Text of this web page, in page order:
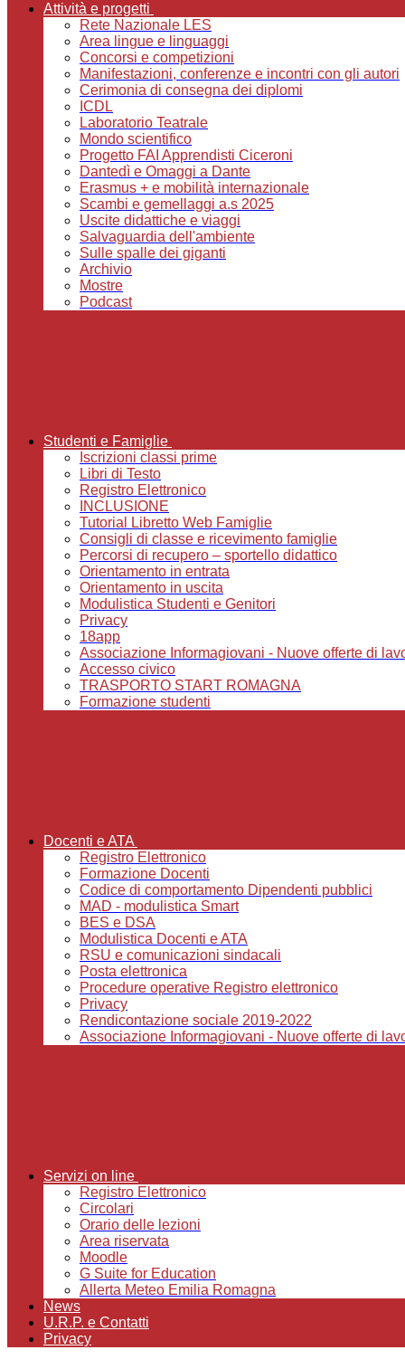
Attività e progetti
Rete Nazionale LES
Area lingue e linguaggi
Concorsi e competizioni
Manifestazioni, conferenze e incontri con gli autori
Cerimonia di consegna dei diplomi
ICDL
Laboratorio Teatrale
Mondo scientifico
Progetto FAI Apprendisti Ciceroni
Dantedì e Omaggi a Dante
Erasmus + e mobilità internazionale
Scambi e gemellaggi a.s 2025
Uscite didattiche e viaggi
Salvaguardia dell'ambiente
Sulle spalle dei giganti
Archivio
Mostre
Podcast
Studenti e Famiglie
Iscrizioni classi prime
Libri di Testo
Registro Elettronico
INCLUSIONE
Tutorial Libretto Web Famiglie
Consigli di classe e ricevimento famiglie
Percorsi di recupero – sportello didattico
Orientamento in entrata
Orientamento in uscita
Modulistica Studenti e Genitori
Privacy
18app
Associazione Informagiovani - Nuove offerte di
Accesso civico
TRASPORTO START ROMAGNA
Formazione studenti
Docenti e ATA
Registro Elettronico
Formazione Docenti
Codice di comportamento Dipendenti pubblici
MAD - modulistica Smart
BES e DSA
Modulistica Docenti e ATA
RSU e comunicazioni sindacali
Posta elettronica
Procedure operative Registro elettronico
Privacy
Rendicontazione sociale 2019-2022
Associazione Informagiovani - Nuove offerte di
Servizi on line
Registro Elettronico
Circolari
Orario delle lezioni
Area riservata
Moodle
G Suite for Education
Allerta Meteo Emilia Romagna
News
U.R.P. e Contatti
Privacy